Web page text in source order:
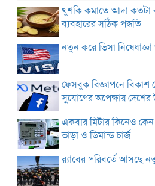
খুশকি কমাতে আদা কতটা
ব্যবহারের সঠিক পদ্ধতি
নতুন করে ভিসা
ফেসবুক বিজ্ঞাপনে বিকাশ
সুযোগের অপেক্ষায় দেশের
একবার মিটার কিনেও
ভাড়া ও ডিমান্ড চার্জ
র‌্যাবের পরিবর্তে আসছে